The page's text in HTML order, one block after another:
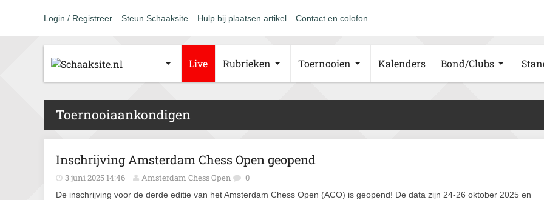
Login / Registreer Steun Schaaksite Hulp bij plaatsen artikel Contact en colofon
Live Rubrieken Toernooien Kalenders Bond/Clubs
Toernooiaankondigen
Inschrijving Amsterdam Chess Open geopend
3 juni 2025 14:46 Amsterdam Chess Open 0
De inschrijving voor de derde editie van het Amsterdam Chess Open (ACO) is geopend! De data zijn 24-26 oktober 2025 en